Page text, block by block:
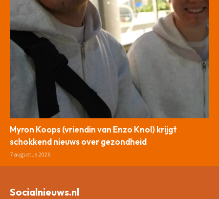
Myron Koops (vriendin van Enzo Knol) krijgt
schokkend nieuws over gezondheid
7 augustus 2026
Socialnieuws.nl